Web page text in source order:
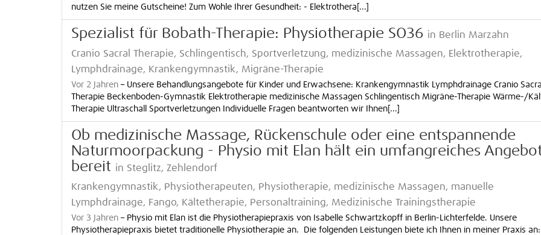
nutzen Sie meine Gutscheine! Zum Wohle Ihrer Gesundheit: - Elektrothera[...]
Spezialist für Bobath-Therapie: Physiotherapie SO36 in Berlin Marzahn
Cranio Sacral Therapie, Schlingentisch, Sportverletzung, medizinische Massagen, Elektrotherapie,
Lymphdrainage, Krankengymnastik, Migräne-Therapie
Vor 2 Jahren – Unsere Behandlungsangebote für Kinder und Erwachsene: Krankengymnastik Lymphdrainage Cranio Sacral
Therapie Beckenboden-Gymnastik Elektrotherapie medizinische Massagen Schlingentisch Migräne-Therapie Wärme-/
Therapie Ultraschall Sportverletzungen Individuelle Fragen beantworten wir Ihnen[...]
Ob medizinische Massage, Rückenschule oder eine entspannende
Naturmoorpackung - Physio mit Elan hält ein umfangreiches
bereit in Steglitz, Zehlendorf
Krankengymnastik, Physiotherapeuten, Physiotherapie, medizinische Massagen, manuelle
Lymphdrainage, Fango, Kältetherapie, Personaltraining, Medizinische Trainingstherapie
Vor 3 Jahren – Physio mit Elan ist die Physiotherapiepraxis von Isabelle Schwartzkopff in Berlin-Lichterfelde. Unsere
Physiotherapiepraxis bietet traditionelle Physiotherapie an. Die folgenden Leistungen biete ich Ihnen in meiner Praxis an: